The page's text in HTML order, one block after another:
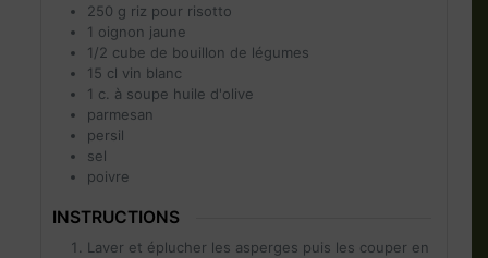
250 g riz pour risotto
1 oignon jaune
1/2 cube de bouillon de légumes
15 cl vin blanc
1 c. à soupe huile d'olive
parmesan
persil
sel
poivre
INSTRUCTIONS
Laver et éplucher les asperges puis les couper en